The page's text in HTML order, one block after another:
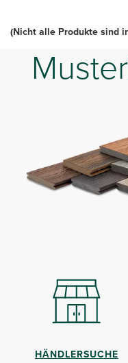
(Nicht alle Produkte sind
HÄNDLERSUCHE